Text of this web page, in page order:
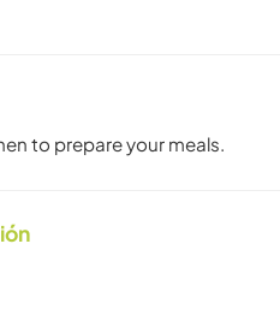
to prepare your meals.